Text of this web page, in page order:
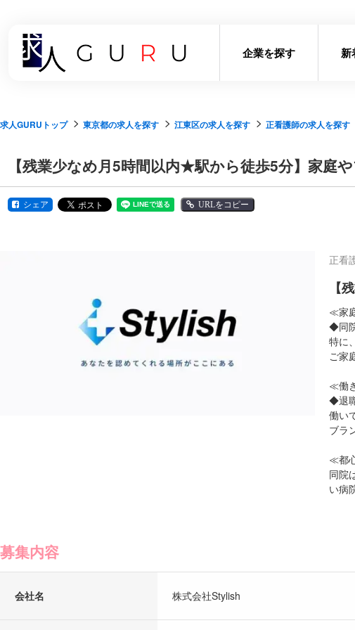
企業を探す 新
求人GURUトップ 東京都の求人を探す 江東区の求人を探す 正看護師の求人を探す
【残業少なめ月5時間以内★駅から徒歩5分】家庭
シェア URLをコピー
正看
【
≪家
◆同
特に
ご家
≪働
◆退
働い
ブラ
≪都
同院
い病
募集内容
会社名 株式会社Stylish